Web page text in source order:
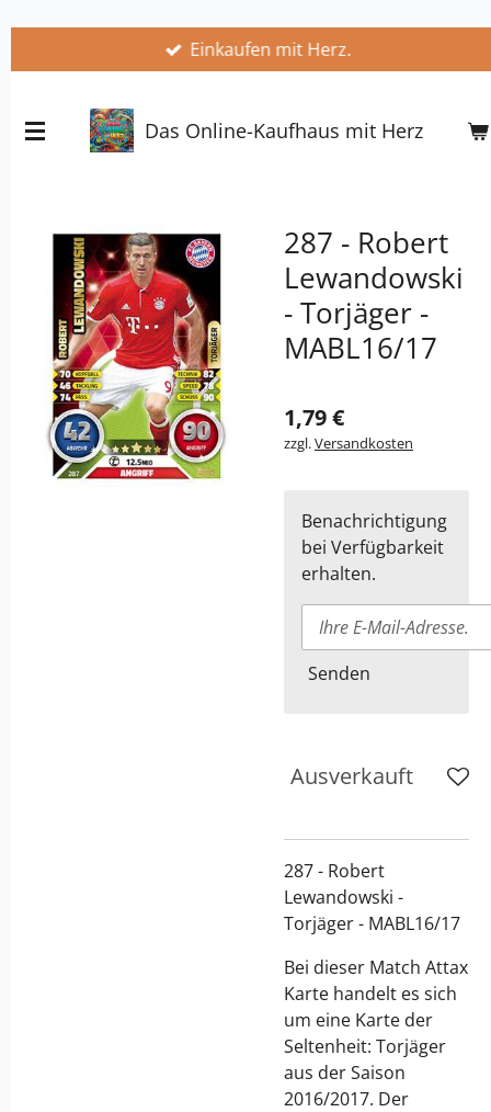
springen
Einkaufen mit Herz.
Das Online-Kaufhaus mit Herz
287 - Robert
Lewandowski
- Torjäger -
MABL16/17
1,79 €
zzgl.Versandkosten
Benachrichtigung
bei Verfügbarkeit
erhalten.
Senden
Ausverkauft
287 - Robert
Lewandowski -
Torjäger - MABL16/17
Bei dieser Match Attax
Karte handelt es sich
um eine Karte der
Seltenheit: Torjäger
aus der Saison
2016/2017. Der